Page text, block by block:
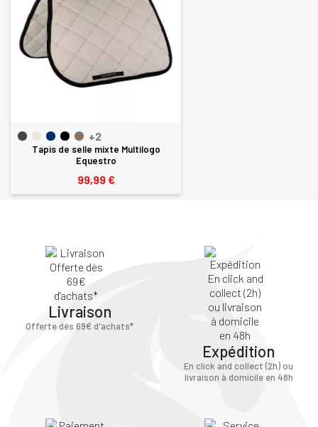
+2
Tapis de selle mixte Multilogo
Equestro
99,99 €
Livraison
Offerte dès 69€ d'achats*
Expédition
En click and collect (2h) ou
livraison à domicile en 48h